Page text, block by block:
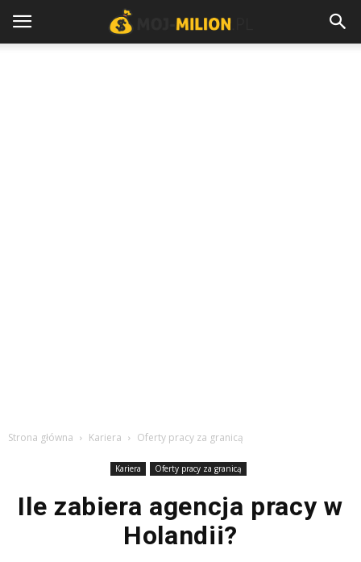
Strona główna Kariera Oferty pracy za granicą
Kariera Oferty pracy za granicą
Ile zabiera agencja pracy w
Holandii?